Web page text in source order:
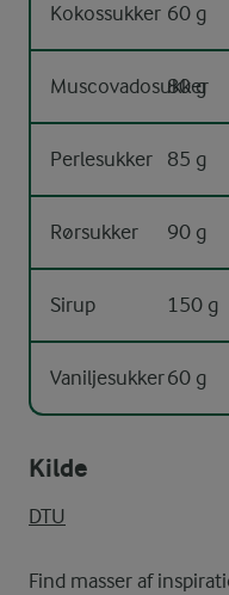
Kokossukker 60 g
Muscovadosukker
80 g
Perlesukker 85 g
Rørsukker 90 g
Sirup 150 g
Vaniljesukker60 g
Kilde
DTU
Find masser af